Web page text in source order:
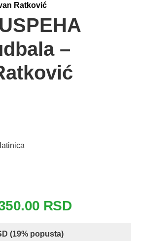
Ratković
–
RSDTrenutna
(19% popusta)